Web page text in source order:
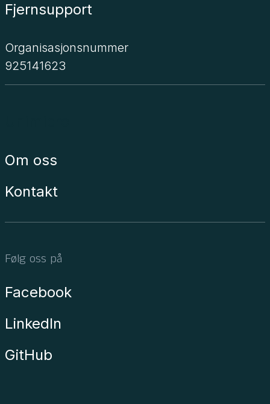
Fjernsupport
Organisasjonsnummer
925141623
Om oss
Kontakt
Følg oss på
Facebook
LinkedIn
GitHub